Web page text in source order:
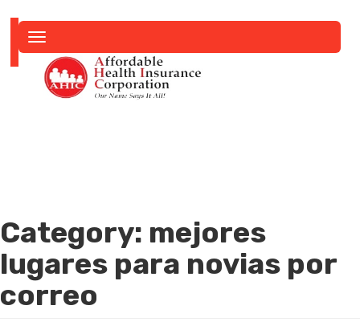
navigation
Category: mejores
lugares para novias por
correo